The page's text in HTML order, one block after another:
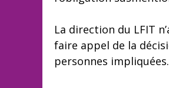
La direction du LFIT
faire appel de la
personnes impliquées.